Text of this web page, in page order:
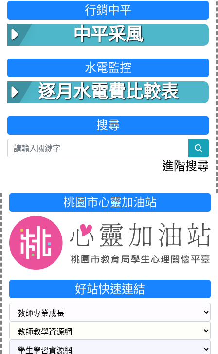
行銷中平
中平采風
水電監控
逐月水電費比較表
搜尋
進階搜尋
桃園市心靈加油站
好站快速連結